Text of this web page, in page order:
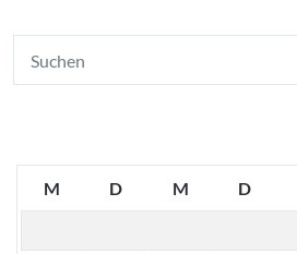
M D M D